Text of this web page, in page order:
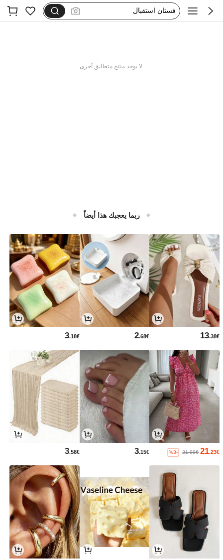
فستان استقبال
.لا يوجد منتج متطابق أخرى
ربما يعجبك هذا أيضاً
13.38€
2.68€
3.18€
21.23€
21.99€
%3-
3.15€
3.58€